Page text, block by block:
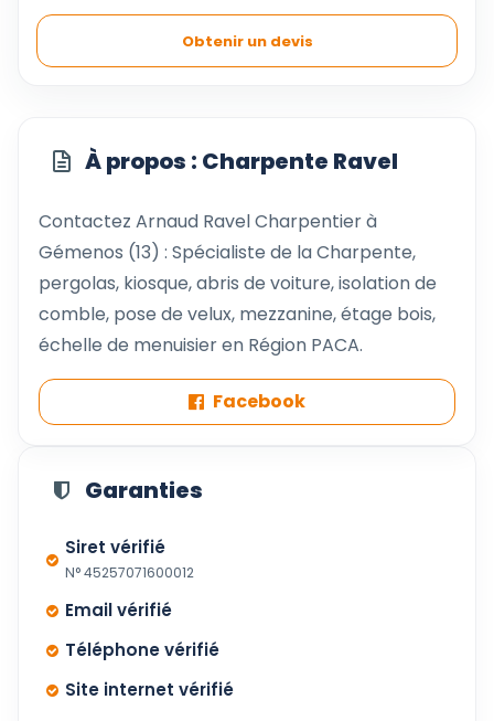
Obtenir un devis
À propos : Charpente Ravel
Contactez Arnaud Ravel Charpentier à
Gémenos (13) : Spécialiste de la Charpente,
pergolas, kiosque, abris de voiture, isolation de
comble, pose de velux, mezzanine, étage bois,
échelle de menuisier en Région PACA.
Facebook
Garanties
Siret vérifié
N° 45257071600012
Email vérifié
Téléphone vérifié
Site internet vérifié